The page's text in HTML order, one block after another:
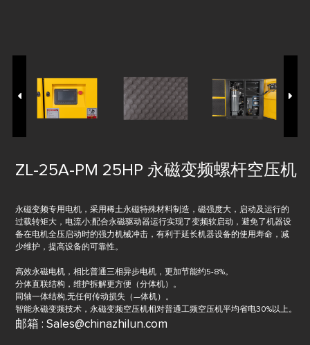
ZL-25A-PM 25HP 永磁变频螺杆空压机
永磁变频专用电机，采用稀土永磁特殊材料制造，磁强度大，启动及运行的
过载转矩大，电流小;配合永磁驱动器运行实现了变频软启动，避免了机器设
备在电机全压启动时的强力机械冲击，有利于延长机器设备的使用寿命，减
少维护，提高设备的可靠性。
高效永磁电机，相比普通三相异步电机，更加节能约5-8%。
分体直联结构，维护拆解更方便（分体机）。
同轴一体结构,无任何传动损失（—体机）。
智能永磁变频技术，永磁变频空压机相对普通工频空压机平均省电30%以上。
邮箱 : Sales@chinazhilun.com